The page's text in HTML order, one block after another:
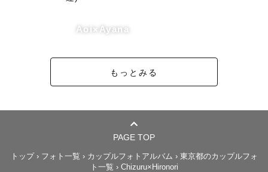
Aoi×Ayana
もっとみる
PAGE TOP
トップ› フォト一覧 › カップルフォトアルバム › 東京都のカップルフォ
ト一覧 › Chizuru×Hironori